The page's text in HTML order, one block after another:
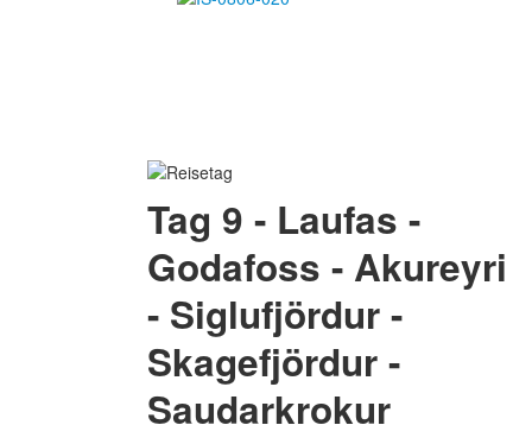
Tag 9 - Laufas -
Godafoss - Akureyri
- Siglufjördur -
Skagefjördur -
Saudarkrokur